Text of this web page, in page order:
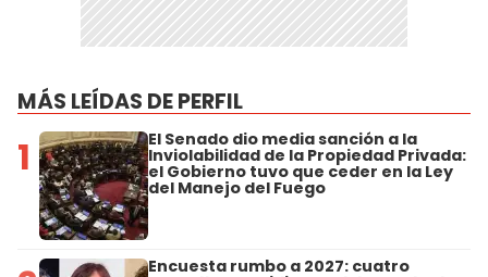
MÁS LEÍDAS DE PERFIL
1 El Senado dio media sanción a la
Inviolabilidad de la Propiedad Privada:
el Gobierno tuvo que ceder en la Ley
del Manejo del Fuego
Encuesta rumbo a 2027: cuatro